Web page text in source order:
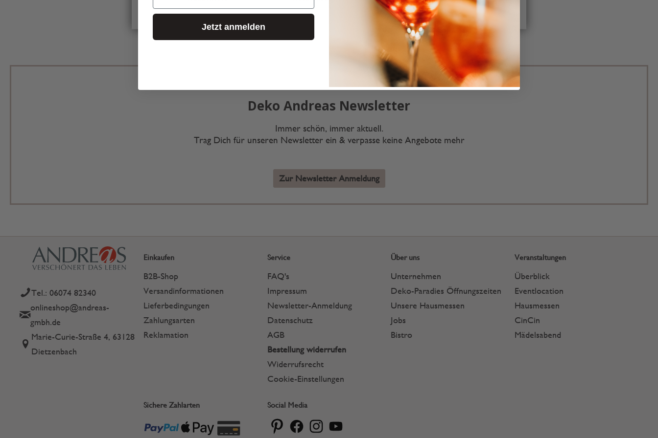
Deko Andreas Newsletter
Immer schön, immer aktuell.
Trag Dich für unseren Newsletter ein & verpasse keine Angebote mehr
Zur Newsletter Anmeldung
Tel.: 06074 82340
onlineshop@andreas-
gmbh.de
Marie-Curie-Straße 4, 63128
Dietzenbach
Einkaufen
B2B-Shop
Versandinformationen
Lieferbedingungen
Zahlungsarten
Reklamation
Service
FAQ's
Impressum
Newsletter-Anmeldung
Datenschutz
AGB
Bestellung widerrufen
Widerrufsrecht
Cookie-Einstellungen
Über uns
Unternehmen
Deko-Paradies Öffnungszeiten
Unsere Hausmessen
Jobs
Bistro
Veranstaltungen
Überblick
Eventlocation
Hausmessen
CinCin
Mädelsabend
Sichere Zahlarten Social Media
Jetzt anmelden